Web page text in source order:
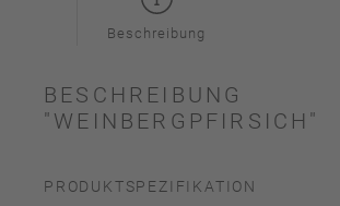
Beschreibung
BESCHREIBUNG
"WEINBERGPFIRSICH"
PRODUKTSPEZIFIKATION